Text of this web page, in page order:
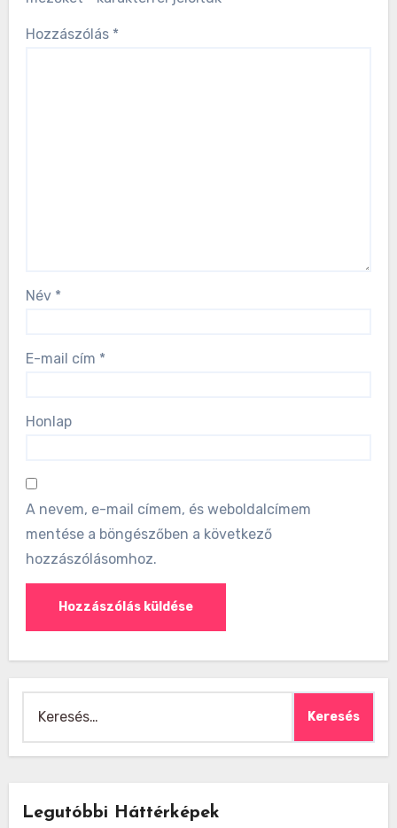
Hozzászólás *
Név *
E-mail cím *
Honlap
A nevem, e-mail címem, és weboldalcímem
mentése a böngészőben a következő
hozzászólásomhoz.
Legutóbbi Háttérképek